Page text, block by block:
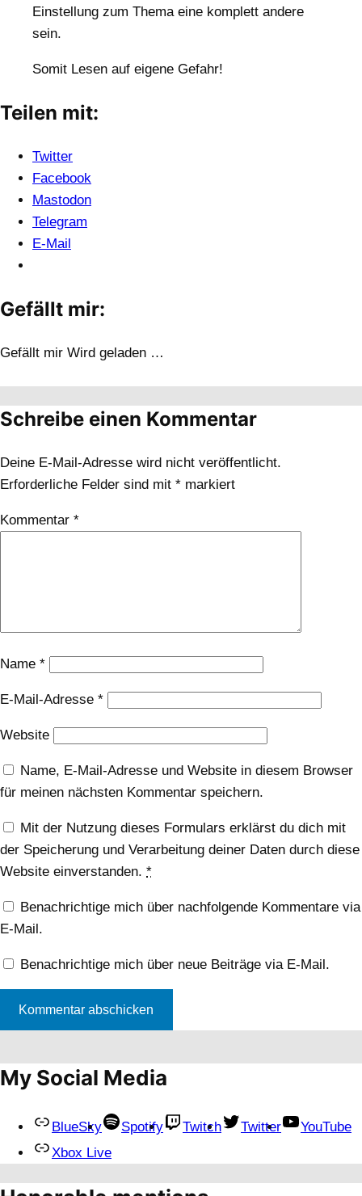
Einstellung zum Thema eine komplett andere
sein.
Somit Lesen auf eigene Gefahr!
Teilen mit:
Twitter
Facebook
Mastodon
Telegram
E-Mail
Gefällt mir:
Gefällt mir Wird geladen …
Schreibe einen Kommentar
Deine E-Mail-Adresse wird nicht veröffentlicht.
Erforderliche Felder sind mit * markiert
Kommentar *
Name *
E-Mail-Adresse *
Website
Name, E-Mail-Adresse und Website in diesem Browser
für meinen nächsten Kommentar speichern.
Mit der Nutzung dieses Formulars erklärst du dich mit
der Speicherung und Verarbeitung deiner Daten durch diese
Website einverstanden. *
Benachrichtige mich über nachfolgende Kommentare via
E-Mail.
Benachrichtige mich über neue Beiträge via E-Mail.
My Social Media
BlueSky Spotify Twitch Twitter
YouTube
Xbox Live